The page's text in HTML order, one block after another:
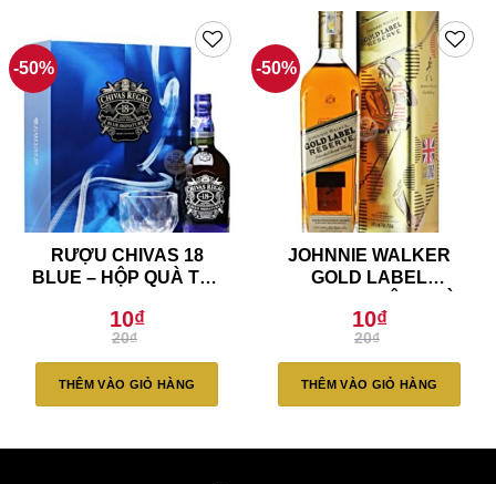
-50%
RƯỢU CHIVAS 18
BLUE – HỘP QUÀ TẾT
20₫
là:
10₫
tại
THÊM VÀO GIỎ HÀNG
-50%
JOHNNIE WALKER
GOLD LABEL
2020 (Hết Hàng)
20₫
là:
10₫
tại
THÊM VÀO GIỎ HÀNG